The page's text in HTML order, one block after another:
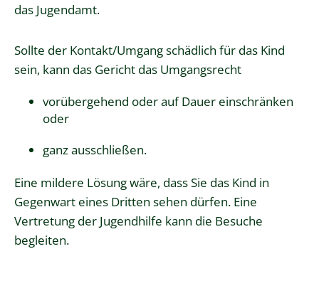
das Jugendamt.
Sollte der Kontakt/Umgang schädlich für das Kind
sein, kann das Gericht das Umgangsrecht
vorübergehend oder auf Dauer einschränken
oder
ganz ausschließen.
Eine mildere Lösung wäre, dass Sie das Kind in
Gegenwart eines Dritten sehen dürfen. Eine
Vertretung der Jugendhilfe kann die Besuche
begleiten.